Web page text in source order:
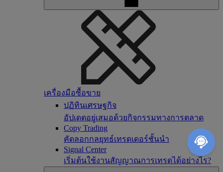
เครื่องมือซื้อขาย
ปฏิทินเศรษฐกิจ
อัปเดตอยู่เสมอด้วยกิจกรรมทางการตลาด
Copy Trading
คัดลอกกลยุทธ์เทรดเดอร์ชั้นนำ
Signal Center
เริ่มต้นใช้งานสัญญาณการเทรดได้อย่างไร?